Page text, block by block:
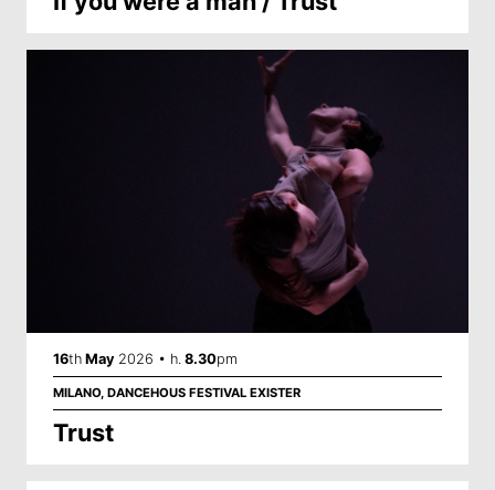
16th May 2026 • h. 8.30pm
MILANO, DANCEHOUS FESTIVAL EXISTER
Trust